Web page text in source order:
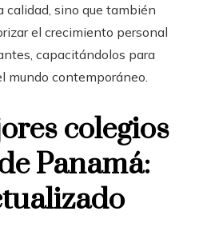
calidad, sino que también
el crecimiento personal
capacitándolos para
mundo contemporáneo.
colegios
Panamá: